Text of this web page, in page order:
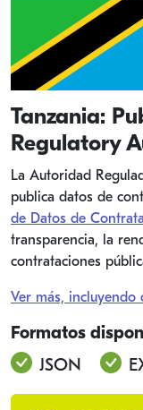
Tanzania:
Regulatory
La Autoridad
publica datos de
de Datos de
transparencia, la
contrataciones
Ver más,
Formatos
JSON